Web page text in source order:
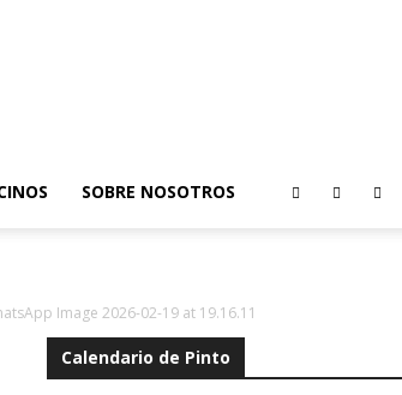
SOBRE NOSOTROS
Image 2026-02-19 at 19.16.11
Calendario de Pinto